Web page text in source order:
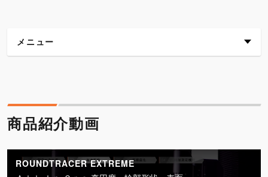
メニュー
主な特長
仕様
外観寸法図
商品紹介動画